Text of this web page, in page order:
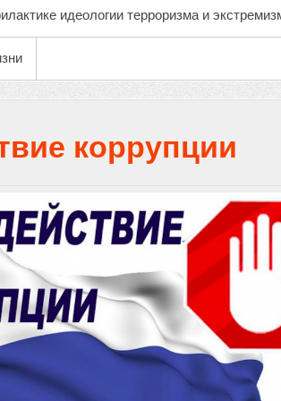
идеологии терроризма и
коррупции